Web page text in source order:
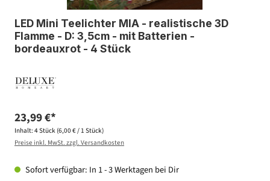
LED Mini Teelichter MIA - realistische 3D
Flamme - D: 3,5cm - mit Batterien -
bordeauxrot - 4 Stück
23,99 €*
Inhalt: 4 Stück (6,00 € / 1 Stück)
Preise inkl. MwSt. zzgl. Versandkosten
Sofort verfügbar: In 1 - 3 Werktagen bei Dir